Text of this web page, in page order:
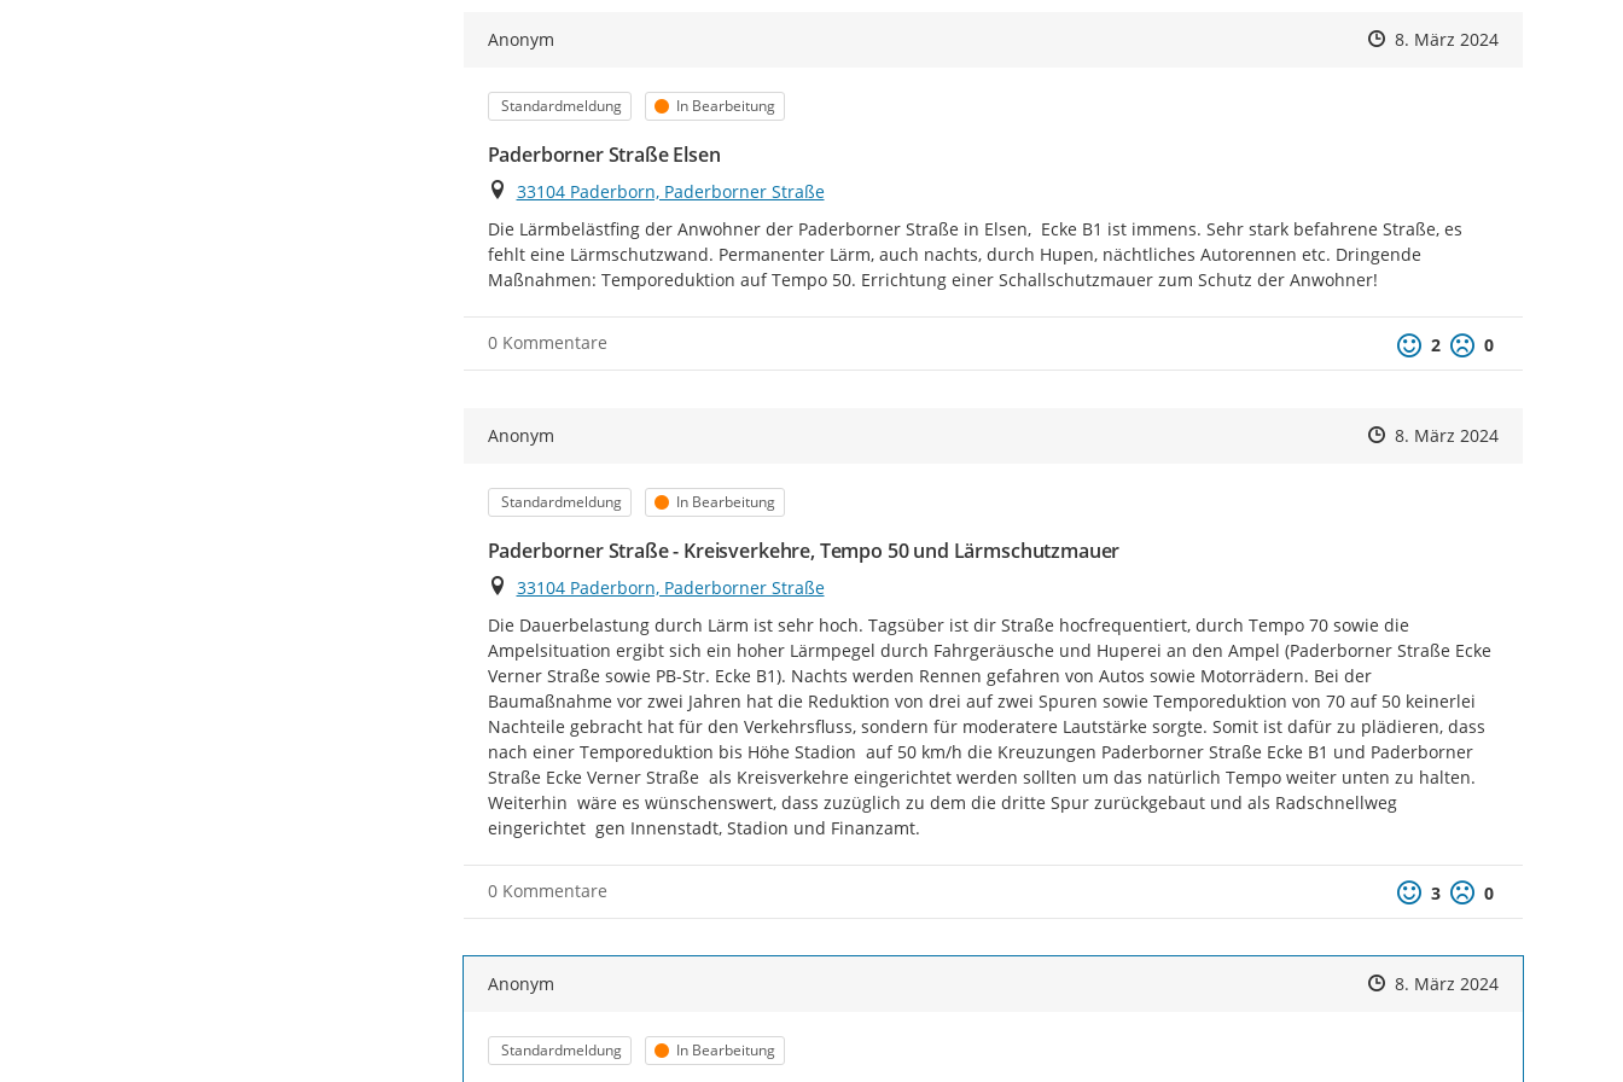
Anonym Zeitpunkt des Erstellens
Zeitpunkt des Erstellens
8. März 2024Zur Äußerung
Kategorie
Standardmeldung Status
In Bearbeitung
Paderborner Straße Elsen
Ort
33104 Paderborn, Paderborner Straße
Die Lärmbelästfing der Anwohner der Paderborner Straße in Elsen,  Ecke B1 ist immens. Sehr stark befahrene Straße, es
fehlt eine Lärmschutzwand. Permanenter Lärm, auch nachts, durch Hupen, nächtliches Autorennen etc. Dringende
Maßnahmen: Temporeduktion auf Tempo 50. Errichtung einer Schallschutzmauer zum Schutz der Anwohner!
0 Kommentare Positive Bewertung
2 Negative
0
Anonym Zeitpunkt des Erstellens
Zeitpunkt des Erstellens
8. März 2024Zur Äußerung
Kategorie
Standardmeldung Status
In Bearbeitung
Paderborner Straße - Kreisverkehre, Tempo 50 und Lärmschutzmauer
Ort
33104 Paderborn, Paderborner Straße
Die Dauerbelastung durch Lärm ist sehr hoch. Tagsüber ist dir Straße hocfrequentiert, durch Tempo 70 sowie die
Ampelsituation ergibt sich ein hoher Lärmpegel durch Fahrgeräusche und Huperei an den Ampel (Paderborner Straße Ecke
Verner Straße sowie PB-Str. Ecke B1). Nachts werden Rennen gefahren von Autos sowie Motorrädern. Bei der
Baumaßnahme vor zwei Jahren hat die Reduktion von drei auf zwei Spuren sowie Temporeduktion von 70 auf 50 keinerlei
Nachteile gebracht hat für den Verkehrsfluss, sondern für moderatere Lautstärke sorgte. Somit ist dafür zu plädieren, dass
nach einer Temporeduktion bis Höhe Stadion  auf 50 km/h die Kreuzungen Paderborner Straße Ecke B1 und Paderborner
Straße Ecke Verner Straße  als Kreisverkehre eingerichtet werden sollten um das natürlich Tempo weiter unten zu halten.
Weiterhin  wäre es wünschenswert, dass zuzüglich zu dem die dritte Spur zurückgebaut und als Radschnellweg
eingerichtet  gen Innenstadt, Stadion und Finanzamt.
0 Kommentare Positive Bewertung
3 Negative
0
Anonym Zeitpunkt des Erstellens
Zeitpunkt des Erstellens
8. März 2024Zur Äußerung
Kategorie
Standardmeldung Status
In Bearbeitung